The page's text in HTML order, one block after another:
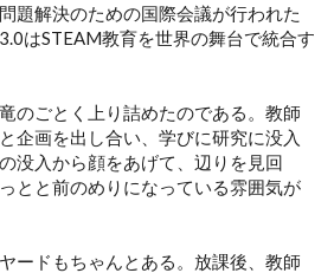
題解決のための国際会議が行われた
はSTEAM教育を世界の舞台で統合す
のごとく上り詰めたのである。教師
企画を出し合い、学びに研究に没入
没入から顔をあげて、辺りを見回
とと前のめりになっている雰囲気が
ードもちゃんとある。放課後、教師